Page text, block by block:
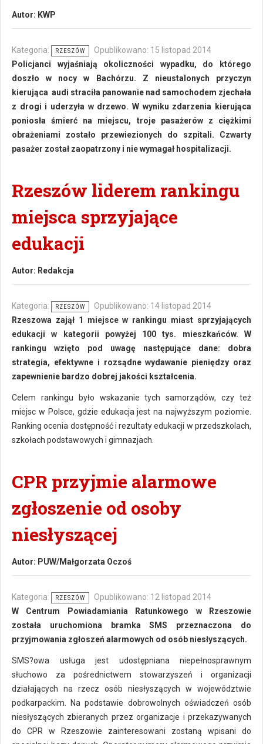
Autor: KWP
Kategoria: RZESZÓW
Opublikowano: 15 listopad 2014
Policjanci wyjaśniają okoliczności wypadku, do którego
doszło w nocy w Bachórzu. Z nieustalonych przyczyn
kierująca audi straciła panowanie nad samochodem zjechała
z drogi i uderzyła w drzewo. W wyniku zdarzenia kierująca
poniosła śmierć na miejscu, troje pasażerów z ciężkimi
obrażeniami zostało przewiezionych do szpitali. Czwarty
pasażer został zaopatrzony i nie wymagał hospitalizacji.
Rzeszów liderem rankingu
miejsca sprzyjające
edukacji
Autor: Redakcja
Kategoria: RZESZÓW
Opublikowano: 14 listopad 2014
Rzeszowa zajął 1 miejsce w rankingu miast sprzyjających
edukacji w kategorii powyżej 100 tys. mieszkańców. W
rankingu wzięto pod uwagę następujące dane: dobra
strategia, efektywne i rozsądne wydawanie pieniędzy oraz
zapewnienie bardzo dobrej jakości kształcenia.
Celem rankingu było wskazanie tych samorządów, czy też
miejsc w Polsce, gdzie edukacja jest na najwyższym poziomie.
Ranking ocenia dostępność i rezultaty edukacji w przedszkolach,
szkołach podstawowych i gimnazjach.
CPR przyjmie alarmowe
zgłoszenie od osoby
niesłyszącej
Autor: PUW/Małgorzata Oczoś
Kategoria: RZESZÓW
Opublikowano: 12 listopad 2014
W Centrum Powiadamiania Ratunkowego w Rzeszowie
została uruchomiona bramka SMS przeznaczona do
przyjmowania zgłoszeń alarmowych od osób niesłyszących.
SMS?owa usługa jest udostępniana niepełnosprawnym
słuchowo za pośrednictwem stowarzyszeń i organizacji
działających na rzecz osób niesłyszących w województwie
podkarpackim. Na podstawie dobrowolnych oświadczeń osób
niesłyszących zbieranych przez organizacje i przekazywanych
do CPR w Rzeszowie zainteresowani zostaną wpisani do